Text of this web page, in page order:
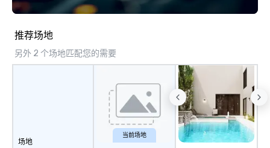
推荐场地
另外 2 个场地匹配您的需要
场地
当前场地